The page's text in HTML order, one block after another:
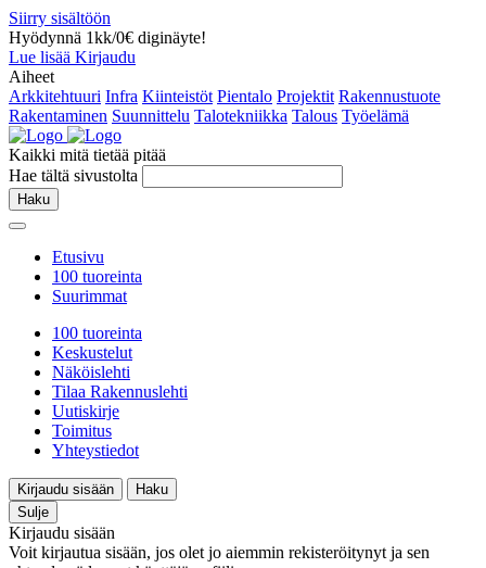
Siirry sisältöön
Hyödynnä 1kk/0€ diginäyte!
Lue lisää Kirjaudu
Aiheet
Arkkitehtuuri Infra Kiinteistöt Pientalo Projektit Rakennustuote
Rakentaminen Suunnittelu Talotekniikka Talous Työelämä
Kaikki mitä tietää pitää
Hae tältä sivustolta
Haku
Etusivu
100 tuoreinta
Suurimmat
100 tuoreinta
Keskustelut
Näköislehti
Tilaa Rakennuslehti
Uutiskirje
Toimitus
Yhteystiedot
Kirjaudu sisään
Haku
Sulje
Kirjaudu sisään
Voit kirjautua sisään, jos olet jo aiemmin rekisteröitynyt ja sen